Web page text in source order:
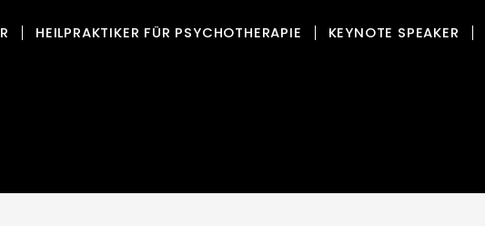
HEILPRAKTIKER FÜR PSYCHOTHERAPIE KEYNOTE SPEAKER